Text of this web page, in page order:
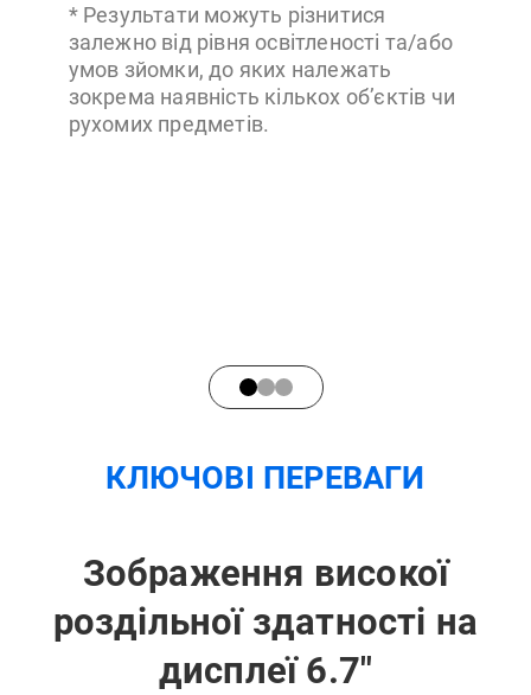
* Результати можуть різнитися
залежно від рівня освітленості та/або
умов зйомки, до яких належать
зокрема наявність кількох об’єктів чи
рухомих предметів.
КЛЮЧОВІ ПЕРЕВАГИ
Зображення високої
роздільної здатності на
дисплеї 6.7"